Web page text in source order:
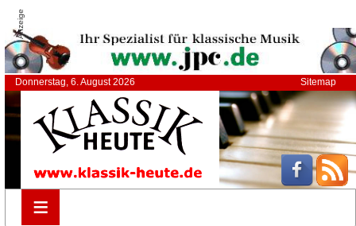
Anzeige
Donnerstag, 6. August 2026 Sitemap
≡
≡